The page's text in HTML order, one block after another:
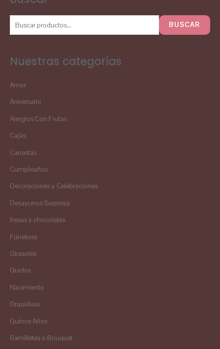
BUSCAR
Nuestras categorías
Amor
Aniversario
Arreglos Con Frutas
Cajas
Canastas
Cumpleaños
Decoraciones y Celebraciones
Desayunos Sorpresa
fresas y chocolates
Fúnebres
Girasoles
Grados
Nacimiento
Orquideas
Quince Años
Ramilletes o Bouquet